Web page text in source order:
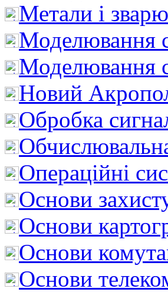
Метали і
Моделювання
Моделювання
Новий
Обробка
Операційні
Основи
Основи
Основи
Основи